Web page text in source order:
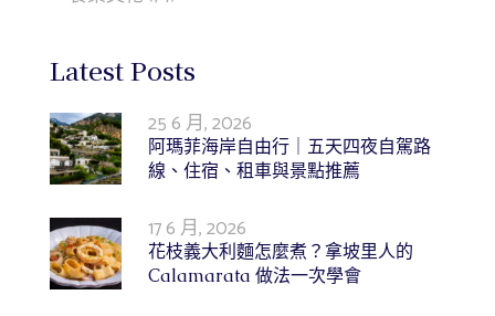
Latest Posts
25 6 月, 2026
阿瑪菲海岸自由行｜五天四夜自駕路
線、住宿、租車與景點推薦
17 6 月, 2026
花枝義大利麵怎麼煮？拿坡里人的
Calamarata 做法一次學會